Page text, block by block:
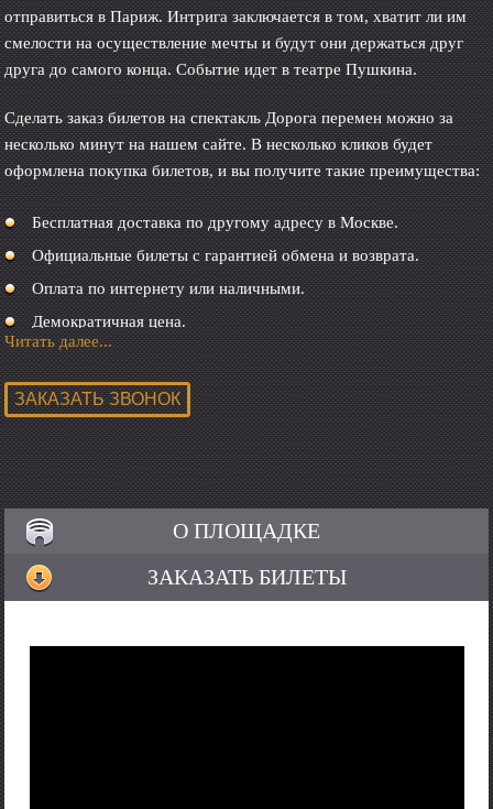
отправиться в Париж. Интрига заключается в том, хватит ли им
смелости на осуществление мечты и будут они держаться друг
друга до самого конца. Событие идет в театре Пушкина.
Сделать заказ билетов на спектакль Дорога перемен можно за
несколько минут на нашем сайте. В несколько кликов будет
оформлена покупка билетов, и вы получите такие преимущества:
Бесплатная доставка по другому адресу в Москве.
Официальные билеты с гарантией обмена и возврата.
Оплата по интернету или наличными.
Демократичная цена.
Читать далее...
О ПЛОЩАДКЕ
ЗАКАЗАТЬ БИЛЕТЫ